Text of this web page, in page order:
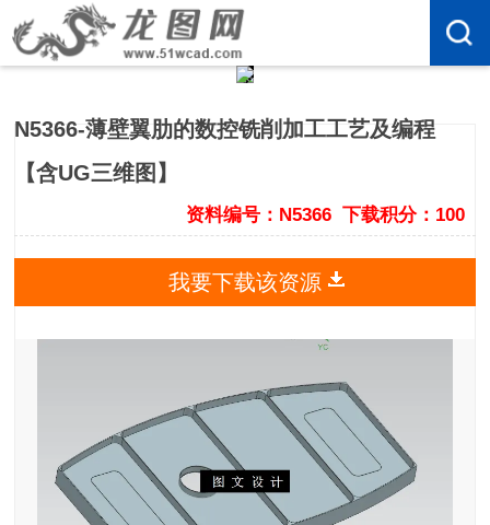
N5366-薄壁翼肋的数控铣削加工工艺及编程
【含UG三维图】
下载积分：100
资料编号：N5366
我要下载该资源